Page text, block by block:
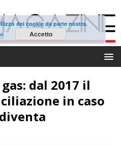
dal 2017 il
in caso
dei cookie da parte nostra.
Accetto